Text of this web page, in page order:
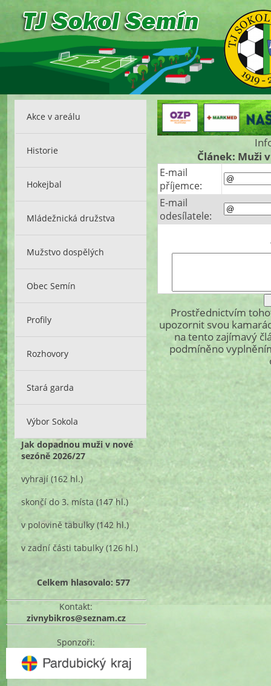
Akce v areálu
Historie
Hokejbal
Mládežnická družstva
Mužstvo dospělých
Obec Semín
Profily
Rozhovory
Stará garda
Výbor Sokola
Jak dopadnou muži v nové
sezóně 2026/27
vyhrají (162 hl.)
skončí do 3. místa (147 hl.)
v polovině tabulky (142 hl.)
v zadní části tabulky (126 hl.)
Celkem hlasovalo: 577
Kontakt:
zivnybikros@seznam.cz
Sponzoři:
Článek: Muži
E-mail
příjemce:
E-mail
odesílatele:
Prostřednictvím
upozornit svou
na tento zajímavý
podmíněno